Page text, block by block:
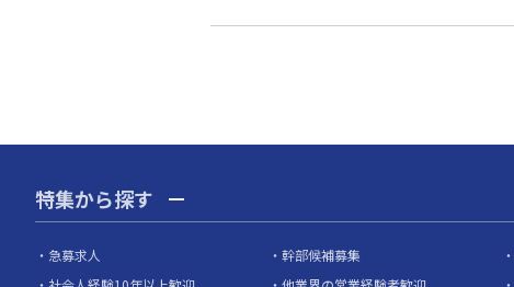
特集から探す
急募求人 幹部候補募集